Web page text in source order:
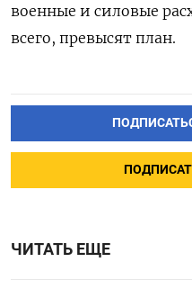
военные и силовые
всего, превысят план.
ЧИТАТЬ ЕЩЕ